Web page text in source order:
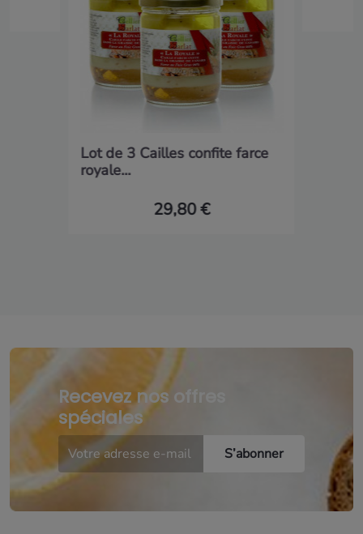
Lot de 3 Cailles confite farce
royale...
29,80 €
Recevez nos offres
spéciales